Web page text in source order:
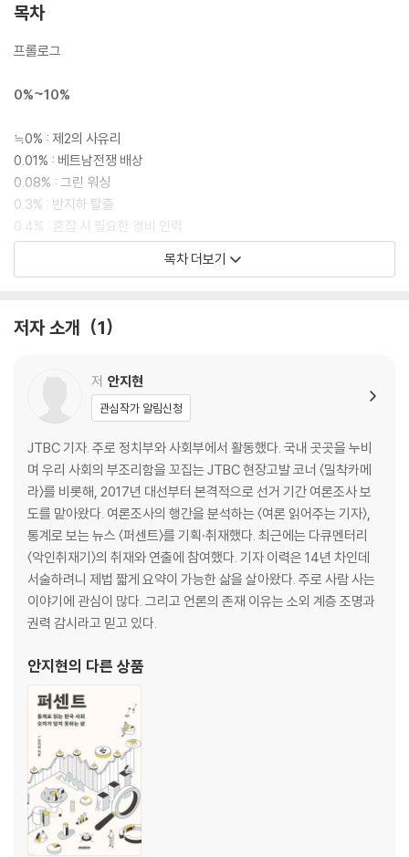
목차
프롤로그
0%~10%
≒0% : 제2의 사유리
0.01% : 베트남전쟁 배상
0.08% : 그린 워싱
0.3% : 반지하 탈출
0.4% : 혼잡 시 필요한 경비 인력
1% : 사이코패스
12.4% : 과학기술 분야의 여성 관리직
12.9% : 자립 준비 청소년의 대학 진학
14.1% : ‘환경’이라는 선택과목
14.7% : 아동 재학대
17.3% : 학교 폭력 피해자의 절망
18% : MZ세대의 소통법
21.7% : 장애인의 외출
23% : AI로 인해 사라질 직업들?
25.3% : 경력 단절 여성
25.5% : ‘고기나 생선 주 1회도 못 먹는’ 아이들
35% : 20년 뒤 한국의 여름
35.7% : 한국 영화의 성 평등
36% : 주택 가격과 출산율
39% : 학교 성폭력 징계의 한계
39.7% : 콜센터 노동의 민낯
41% : 사라지는 시외 · 고속버스
41% : 자폐성 장애인
목차 더보기
저자 소개 1
저 안지현
관심작가 알림신청
JTBC 기자. 주로 정치부와 사회부에서 활동했다. 국내 곳곳을 누비
며 우리 사회의 부조리함을 꼬집는 JTBC 현장고발 코너 〈밀착카메
라〉를 비롯해, 2017년 대선부터 본격적으로 선거 기간 여론조사 보
도를 맡아왔다. 여론조사의 행간을 분석하는 〈여론 읽어주는 기자〉,
통계로 보는 뉴스 〈퍼센트〉를 기획·취재했다. 최근에는 다큐멘터리
〈악인취재기〉의 취재와 연출에 참여했다. 기자 이력은 14년 차인데
서술하려니 제법 짧게 요약이 가능한 삶을 살아왔다. 주로 사람 사는
이야기에 관심이 많다. 그리고 언론의 존재 이유는 소외 계층 조명과
권력 감시라고 믿고 있다.
안지현의 다른 상품